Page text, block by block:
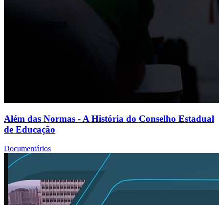
Além das Normas - A História do Conselho Estadual
de Educação
Documentários